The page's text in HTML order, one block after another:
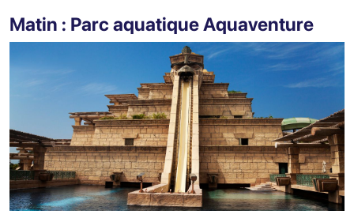
Matin : Parc aquatique Aquaventure